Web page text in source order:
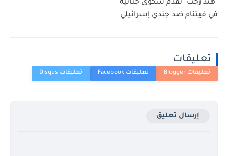
"هند رجب" تقدم شكوى جنائية
في فيتنام ضد جندي إسرائيلي
تعليقات
إرسال تعليق